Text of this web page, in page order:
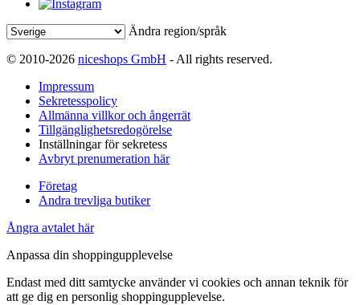
Ändra region/språk
© 2010-2026 niceshops GmbH - All rights reserved.
Impressum
Sekretesspolicy
Allmänna villkor och ångerrät
Tillgänglighetsredogörelse
Inställningar för sekretess
Avbryt prenumeration här
Företag
Andra trevliga butiker
Ångra avtalet här
Anpassa din shoppingupplevelse
Endast med ditt samtycke använder vi cookies och annan teknik för
att ge dig en personlig shoppingupplevelse.